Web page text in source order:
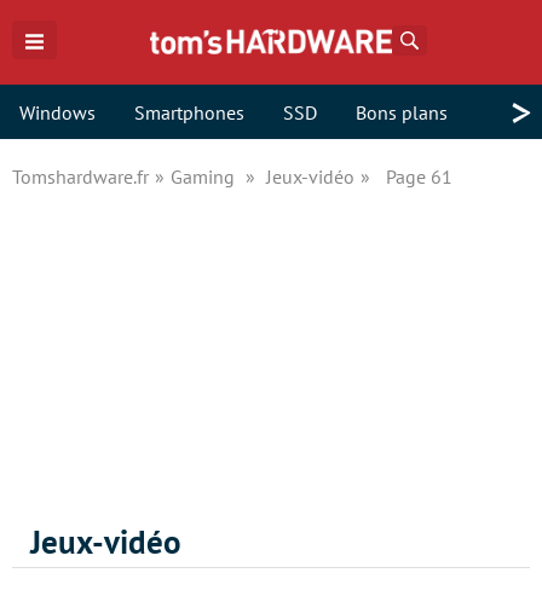
Windows Smartphones SSD Bons plans >
Tomshardware.fr Gaming Jeux-vidéo Page 61
Jeux-vidéo